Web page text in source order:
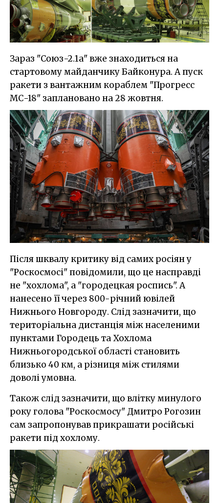
Зараз "Союз-2.1а" вже знаходиться на
стартовому майданчику Байконура. А пуск
ракети з вантажним кораблем "Прогресс
МС-18" заплановано на 28 жовтня.
Після шквалу критику від самих росіян у
"Роскосмосі" повідомили, що це насправді
не "хохлома", а "городецкая роспись". А
нанесено її через 800-річний ювілей
Нижнього Новгороду. Слід зазначити, що
територіальна дистанція між населеними
пунктами Городець та Хохлома
Нижньогородської області становить
близько 40 км, а різниця між стилями
доволі умовна.
Також слід зазначити, що влітку минулого
року голова "Роскосмосу" Дмитро Рогозин
сам запропонував прикрашати російські
ракети під хохлому.